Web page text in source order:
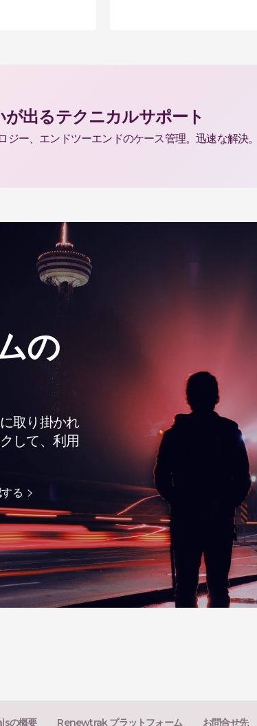
が出るテクニカルサポート
ジー、エンドツーエンドのケース管理。迅速な解決
の
取り掛かれ
して、利用
る
の概要 Renewtrak プラットフォーム お問合せ先